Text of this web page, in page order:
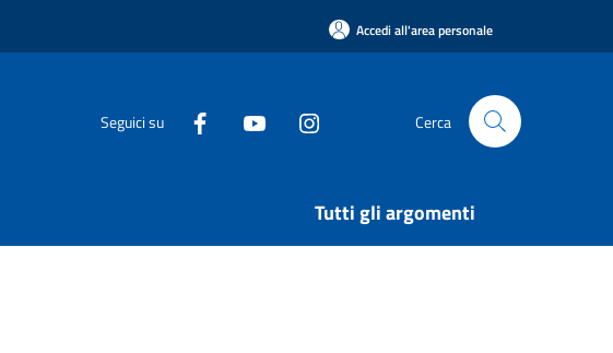
Accedi all'area personale
Seguici su Cerca
Tutti gli argomenti